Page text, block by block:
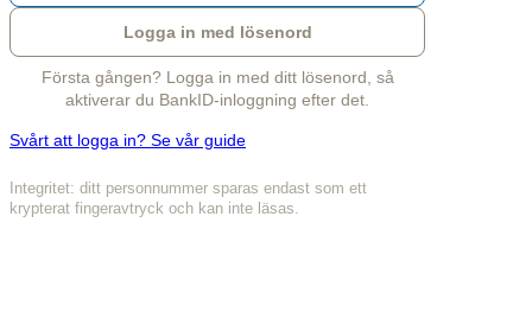
Logga in med lösenord
Första gången? Logga in med ditt lösenord, så
aktiverar du BankID-inloggning efter det.
Svårt att logga in? Se vår guide
Integritet: ditt personnummer sparas endast som ett
krypterat fingeravtryck och kan inte läsas.